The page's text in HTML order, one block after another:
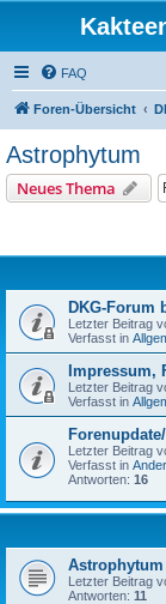
FAQ
Foren-Übersicht
Astrophytum
Neues Thema
DKG-Forum
Letzter Beitrag
Verfasst in
Impressum,
Letzter Beitrag
Verfasst in
Letzter Beitrag
Verfasst in
Antworten: 16
Letzter Beitrag
Antworten: 11